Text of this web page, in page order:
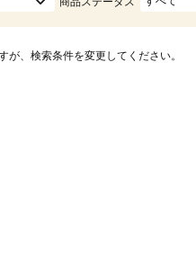
、検索条件を変更してください。